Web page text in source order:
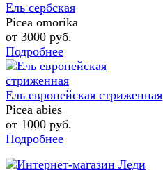
Ель сербская
Picea omorika
от 3000 руб.
Подробнее
Ель европейская стриженная
Picea abies
от 1000 руб.
Подробнее